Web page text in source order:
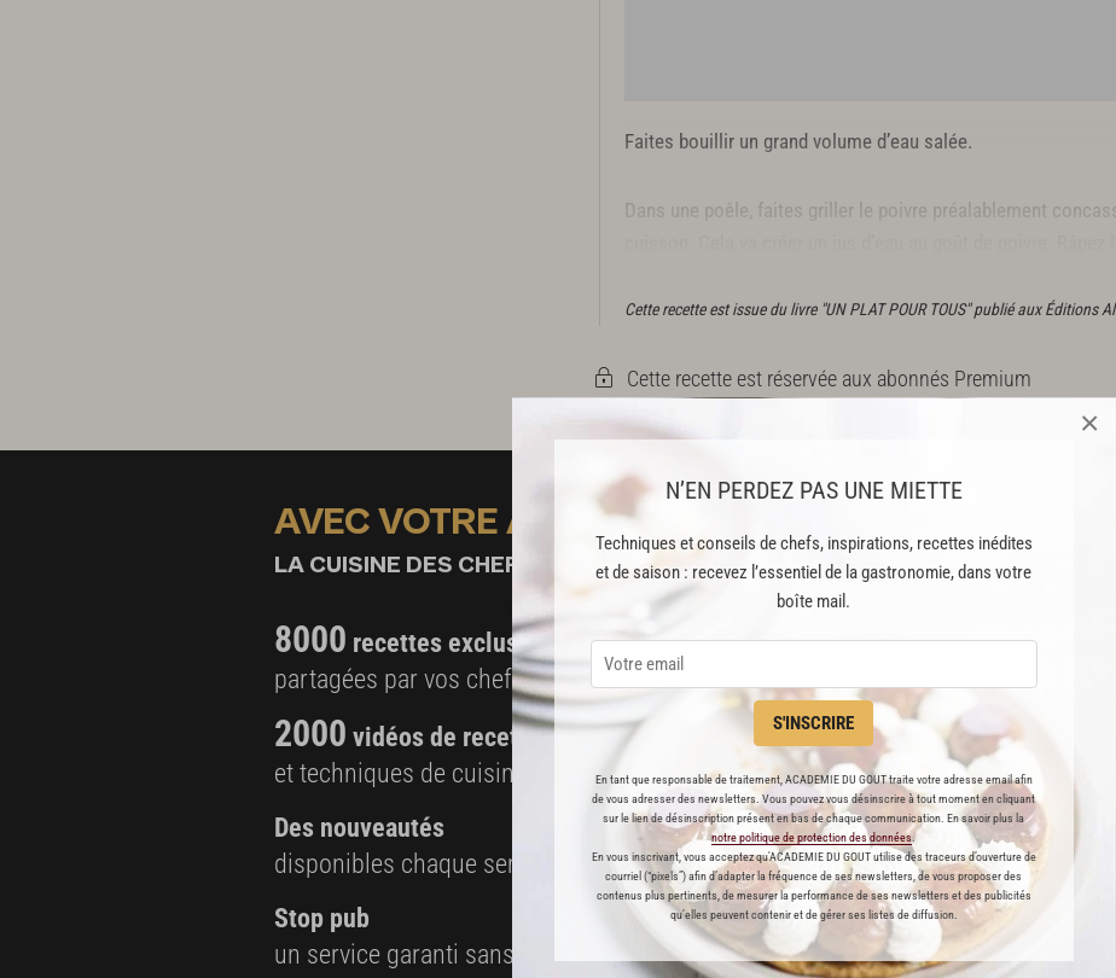
N’EN PERDEZ PAS UNE MIETTE
Techniques et conseils de chefs, inspirations, recettes inédites
et de saison : recevez l’essentiel de la gastronomie, dans votre
boîte mail.
S'INSCRIRE
En tant que responsable de traitement, ACADEMIE DU GOUT traite votre adresse email afin
de vous adresser des newsletters. Vous pouvez vous désinscrire à tout moment en cliquant
sur le lien de désinscription présent en bas de chaque communication. En savoir plus la
notre politique de protection des données.
En vous inscrivant, vous acceptez qu'ACADEMIE DU GOUT utilise des traceurs d’ouverture de
courriel (“pixels”) afin d’adapter la fréquence de ses newsletters, de vous proposer des
contenus plus pertinents, de mesurer la performance de ses newsletters et des publicités
qu’elles peuvent contenir et de gérer ses listes de diffusion.
×
Faites bouillir un grand volume d’eau salée.
Dans une poêle, faites griller le poivre préalablement
Cette recette est issue du livre "UN PLAT POUR TOUS" publié aux Éditions
Cette recette est réservée aux abonnés Premium
AVEC VOTRE ABONNEMENT PREMIUM
LA CUISINE DES CHEFS, ENFIN ACCESSIBLE !
8000 recettes exclusives
partagées par vos chefs préférés
2000 vidéos de recettes
et techniques de cuisine et pâtisserie
Des nouveautés
disponibles chaque semaine
Stop pub
un service garanti sans publicité